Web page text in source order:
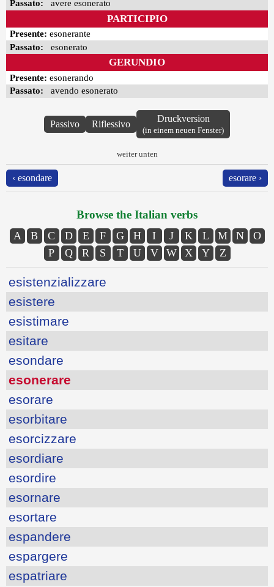
Passato: avere esonerato
PARTICIPIO
Presente: esonerante
Passato: esonerato
GERUNDIO
Presente: esonerando
Passato: avendo esonerato
Passivo Riflessivo
Druckversion
(in einem neuen Fenster)
weiter unten
‹ esondare esorare ›
Browse the Italian verbs
A B C D E F G H I J K L M N
O
P
Q R S T U V W X Y Z
esistenzializzare
esistere
esistimare
esitare
esondare
esonerare
esorare
esorbitare
esorcizzare
esordiare
esordire
esornare
esortare
espandere
espargere
espatriare